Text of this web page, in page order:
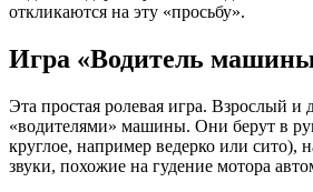
откликаются на эту «просьбу».
Игра «Водитель
Эта простая ролевая игра. Взрослый и
«водителями» машины. Они берут в
круглое, например ведерко или сито),
звуки, похожие на гудение мотора